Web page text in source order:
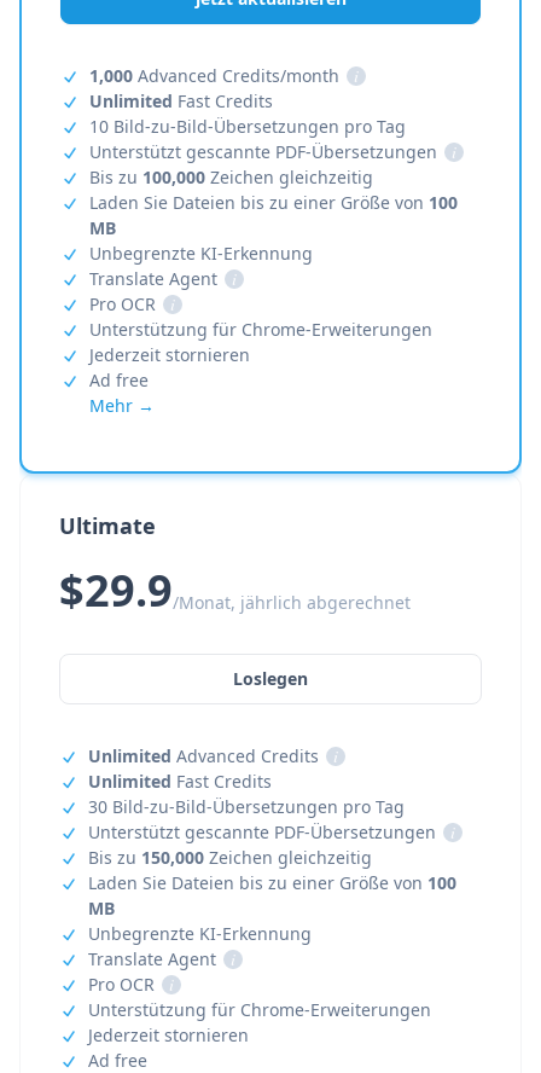
1,000 Advanced Credits/month
i
Unlimited Fast Credits
10 Bild-zu-Bild-Übersetzungen pro Tag
Unterstützt gescannte PDF-Übersetzungen
i
Bis zu 100,000 Zeichen gleichzeitig
Laden Sie Dateien bis zu einer Größe von 100
MB
Unbegrenzte KI-Erkennung
Translate Agent
i
Pro OCR
i
Unterstützung für Chrome-Erweiterungen
Jederzeit stornieren
Ad free
Mehr →
Ultimate
$29.9/Monat, jährlich abgerechnet
Loslegen
Unlimited Advanced Credits
i
Unlimited Fast Credits
30 Bild-zu-Bild-Übersetzungen pro Tag
Unterstützt gescannte PDF-Übersetzungen
i
Bis zu 150,000 Zeichen gleichzeitig
Laden Sie Dateien bis zu einer Größe von 100
MB
Unbegrenzte KI-Erkennung
Translate Agent
i
Pro OCR
i
Unterstützung für Chrome-Erweiterungen
Jederzeit stornieren
Ad free